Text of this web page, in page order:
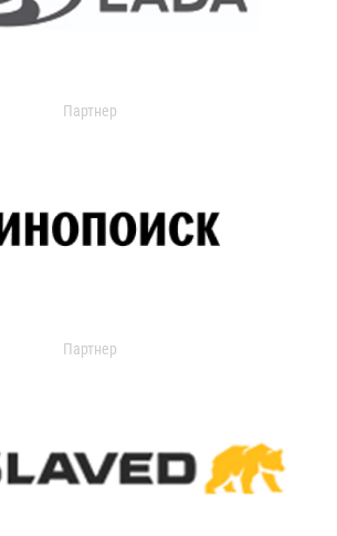
Партнер
Партнер